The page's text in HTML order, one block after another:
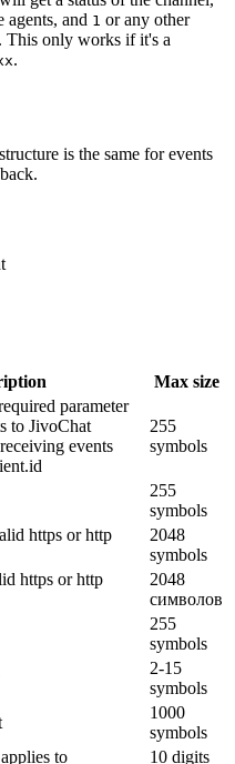
agents, and 1 or any other
This only works if it's a
.
is the same for events
Max size
parameter
to JivoChat
events
255
symbols
255
symbols
https or http
2048
symbols
https or http
2048
символов
255
symbols
2-15
symbols
1000
symbols
to
10 digits